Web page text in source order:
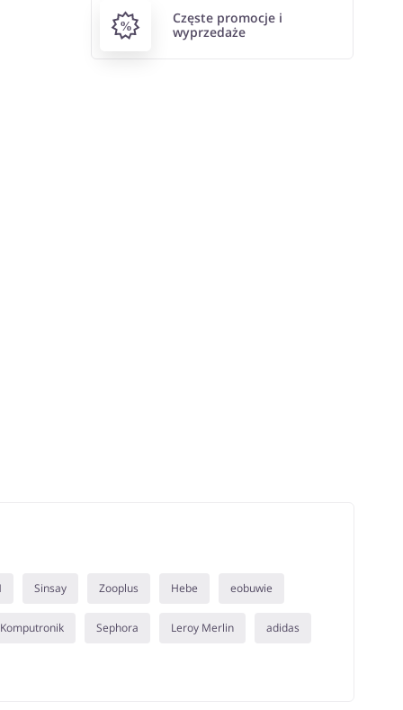
Częste promocje i
wyprzedaże
Sinsay Zooplus Hebe eobuwie
Komputronik Sephora Leroy Merlin adidas